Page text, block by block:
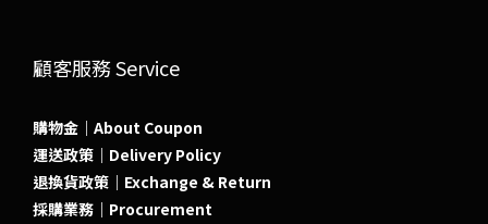
顧客服務 Service
購物金｜About Coupon
運送政策｜Delivery Policy
退換貨政策｜Exchange & Return
採購業務｜Procurement